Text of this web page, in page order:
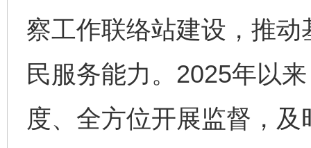
察工作联络站建设，推
民服务能力。2025年以
度、全方位开展监督，